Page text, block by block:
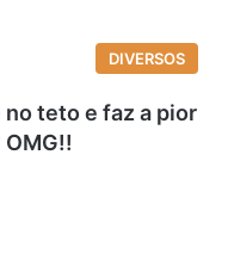
DIVERSOS
no teto e faz a pior